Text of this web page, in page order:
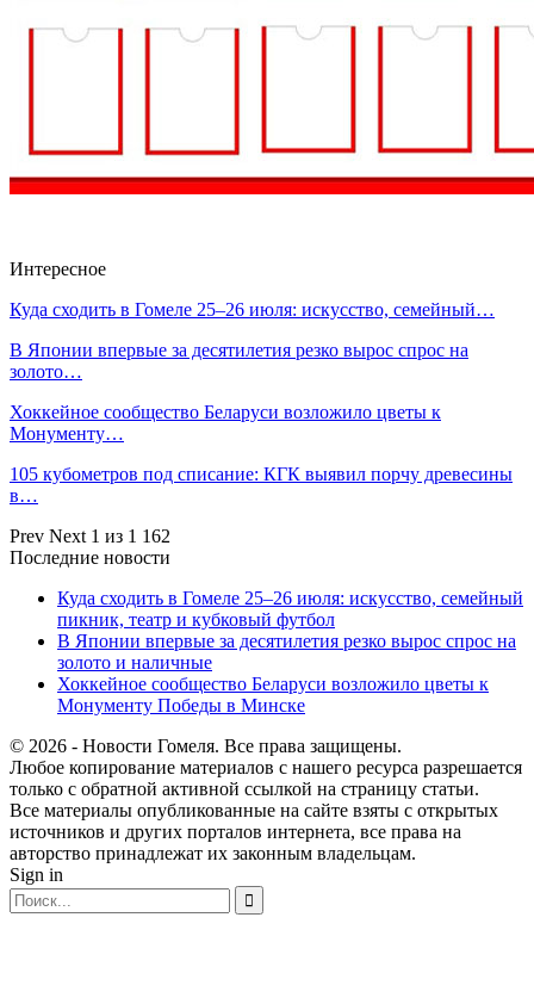
Интересное
Куда сходить в Гомеле 25–26 июля: искусство, семейный…
В Японии впервые за десятилетия резко вырос спрос на
золото…
Хоккейное сообщество Беларуси возложило цветы к
Монументу…
105 кубометров под списание: КГК выявил порчу древесины
в…
Prev Next 1 из 1 162
Последние новости
Куда сходить в Гомеле 25–26 июля: искусство, семейный
пикник, театр и кубковый футбол
В Японии впервые за десятилетия резко вырос спрос на
золото и наличные
Хоккейное сообщество Беларуси возложило цветы к
Монументу Победы в Минске
© 2026 - Новости Гомеля. Все права защищены.
Любое копирование материалов с нашего ресурса разрешается
только с обратной активной ссылкой на страницу статьи.
Все материалы опубликованные на сайте взяты с открытых
источников и других порталов интернета, все права на
авторство принадлежат их законным владельцам.
Sign in